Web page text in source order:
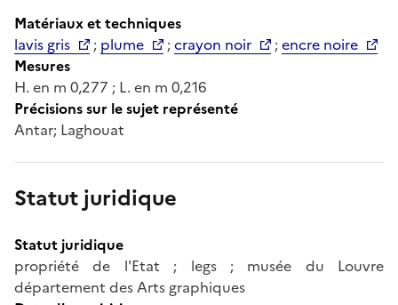
Matériaux et techniques
lavis gris
; plume ;crayon noir ;encre noire
Mesures
H. en m 0,277 ; L. en m 0,216
Précisions sur le sujet représenté
Antar; Laghouat
Statut juridique
Statut juridique
propriété de l'Etat ; legs ; musée du Louvre
département des Arts graphiques